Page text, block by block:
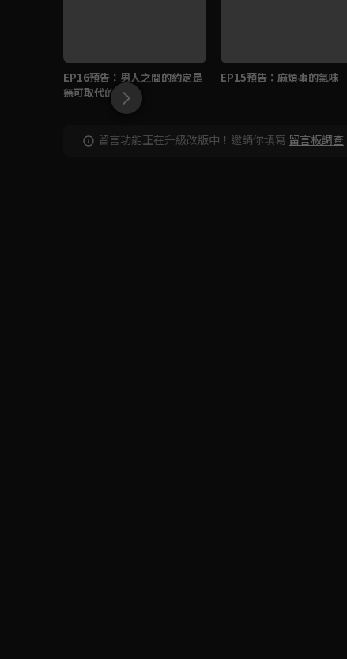
EP16預告：男人之間的約定是
無可取代的！
EP15預告：麻煩事的氣味
留言功能正在升級改版中！邀請你填寫 留言板調查